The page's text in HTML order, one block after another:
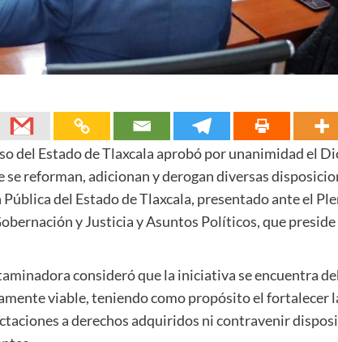
del Estado de Tlaxcala aprobó por unanimidad el
reforman, adicionan y derogan diversas
del Estado de Tlaxcala, presentado ante el
y Justicia y Asuntos Políticos, que
consideró que la iniciativa se encuentra
viable, teniendo como propósito el fortalecer
a derechos adquiridos ni contravenir